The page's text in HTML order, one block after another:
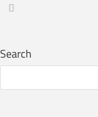
Search